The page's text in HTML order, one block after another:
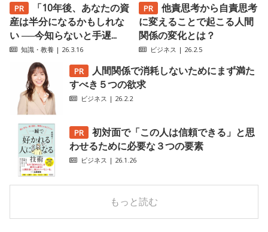
「10年後、あなたの資
産は半分になるかもしれな
い ──今知らないと手遅...
知識・教養 | 26.3.16
他責思考から自責思考
に変えることで起こる人間
関係の変化とは？
ビジネス | 26.2.5
人間関係で消耗しないためにまず満た
すべき５つの欲求
ビジネス | 26.2.2
初対面で「この人は信頼できる」と思
わせるために必要な３つの要素
ビジネス | 26.1.26
もっと読む